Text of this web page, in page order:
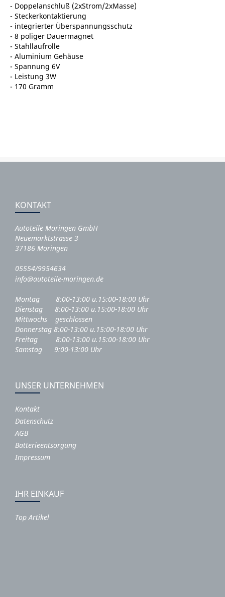
- Doppelanschluß (2xStrom/2xMasse)
- Steckerkontaktierung
- integrierter Überspannungsschutz
- 8 poliger Dauermagnet
- Stahllaufrolle
- Aluminium Gehäuse
- Spannung 6V
- Leistung 3W
- 170 Gramm
KONTAKT
Autoteile Moringen GmbH
Neuemarktstrasse 3
37186 Moringen
05554/9954634
info@autoteile-moringen.de
Montag 8:00-13:00 u.15:00-18:00 Uhr
Dienstag 8:00-13:00 u.15:00-18:00 Uhr
Mittwochs geschlossen
Donnerstag 8:00-13:00 u.15:00-18:00 Uhr
Freitag 8:00-13:00 u.15:00-18:00 Uhr
Samstag 9:00-13:00 Uhr
UNSER UNTERNEHMEN
Kontakt
Datenschutz
AGB
Batterieentsorgung
Impressum
IHR EINKAUF
Top Artikel